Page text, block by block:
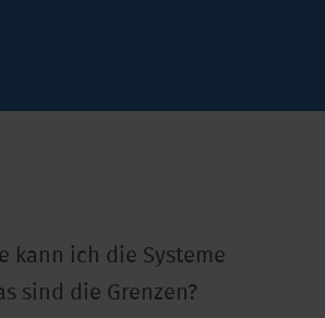
kann ich die Systeme
sind die Grenzen?